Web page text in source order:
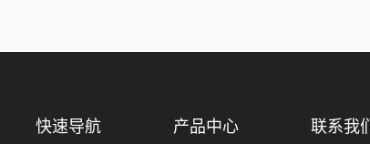
快速导航 产品中心 联系我们